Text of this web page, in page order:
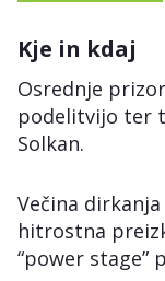
Kje in kdaj
Osrednje
podelitvijo ter
Solkan.
Večina
hitrostna
“power stage”